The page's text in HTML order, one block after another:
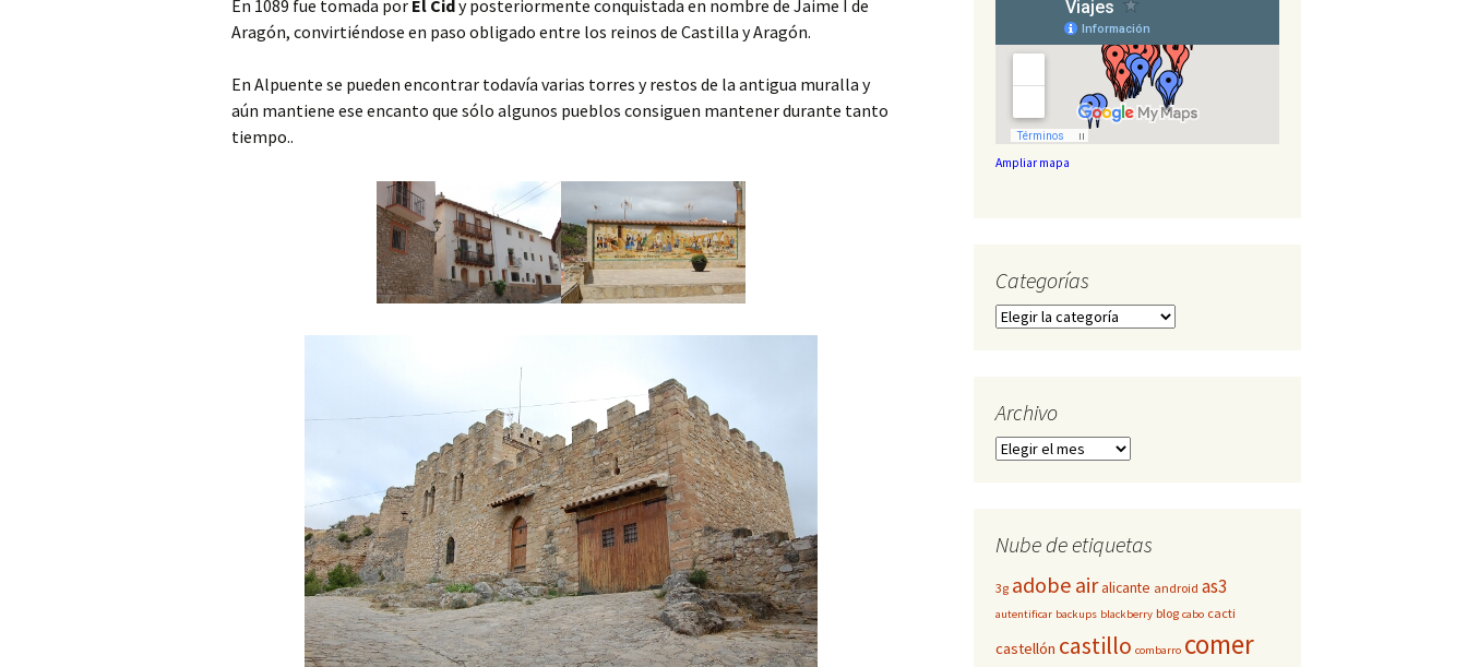
En 1089 fue tomada por El Cidy posteriormente conquistada en nombre de Jaime I de
Aragón, convirtiéndose en paso obligado entre los reinos de Castilla y Aragón.
En Alpuente se pueden encontrar todavía varias torres y restos de la antigua muralla y
aún mantiene ese encanto que sólo algunos pueblos consiguen mantener durante tanto
tiempo..
Ampliar mapa
Categorías
Categorías
Archivo
Archivo
Nube de etiquetas
3g adobe airalicante android as3
autentificar backups blackberry blog cabo cacti
castellón castillo combarro comer